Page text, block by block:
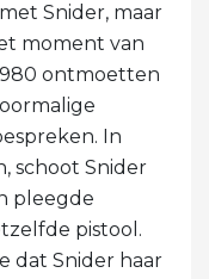
Snider, maar
moment van
ontmoetten
In
schoot Snider
pleegde
pistool.
dat Snider haar